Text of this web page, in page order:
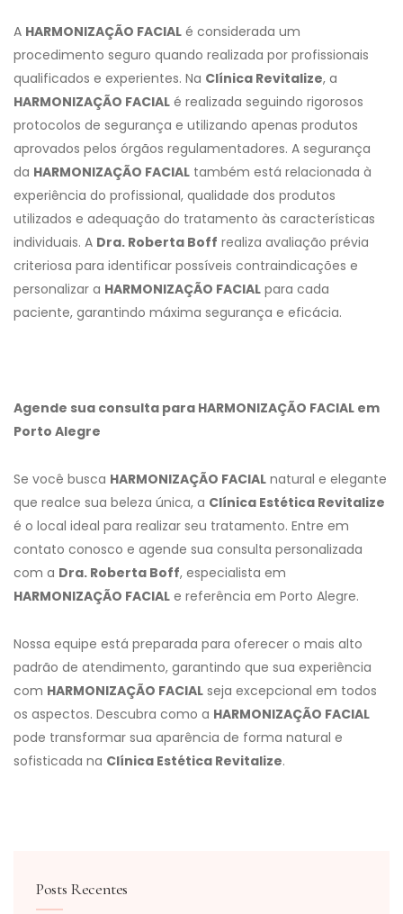
A HARMONIZAÇÃO FACIAL é considerada um
procedimento seguro quando realizada por profissionais
qualificados e experientes. Na Clínica Revitalize, a
HARMONIZAÇÃO FACIAL é realizada seguindo rigorosos
protocolos de segurança e utilizando apenas produtos
aprovados pelos órgãos regulamentadores. A segurança
da HARMONIZAÇÃO FACIAL também está relacionada à
experiência do profissional, qualidade dos produtos
utilizados e adequação do tratamento às características
individuais. A Dra. Roberta Boff realiza avaliação prévia
criteriosa para identificar possíveis contraindicações e
personalizar a HARMONIZAÇÃO FACIAL para cada
paciente, garantindo máxima segurança e eficácia.
Agende sua consulta para HARMONIZAÇÃO FACIAL em
Porto Alegre
Se você busca HARMONIZAÇÃO FACIAL natural e elegante
que realce sua beleza única, a Clínica Estética Revitalize
é o local ideal para realizar seu tratamento. Entre em
contato conosco e agende sua consulta personalizada
com a Dra. Roberta Boff, especialista em
HARMONIZAÇÃO FACIAL e referência em Porto Alegre.
Nossa equipe está preparada para oferecer o mais alto
padrão de atendimento, garantindo que sua experiência
com HARMONIZAÇÃO FACIAL seja excepcional em todos
os aspectos. Descubra como a HARMONIZAÇÃO FACIAL
pode transformar sua aparência de forma natural e
sofisticada na Clínica Estética Revitalize.
Posts Recentes